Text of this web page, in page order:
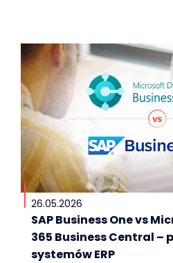
26.05.2026
SAP Business One vs
365 Business Central –
systemów ERP